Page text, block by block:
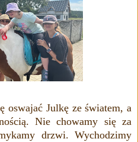
oswajać Julkę ze światem, a
Nie chowamy się za
drzwi. Wychodzimy